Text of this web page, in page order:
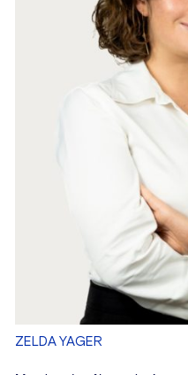
ZELDA YAGER